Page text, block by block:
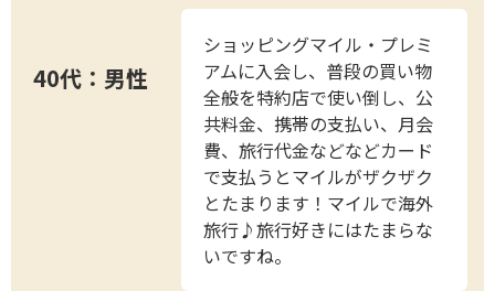
40代：男性
ショッピングマイル・プレミ
アムに入会し、普段の買い物
全般を特約店で使い倒し、公
共料金、携帯の支払い、月会
費、旅行代金などなどカード
で支払うとマイルがザクザク
とたまります！マイルで海外
旅行♪旅行好きにはたまらな
いですね。